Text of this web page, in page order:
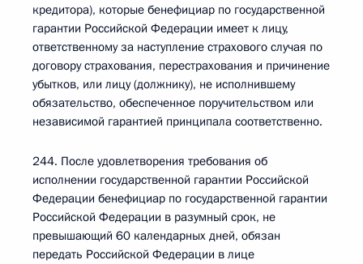
кредитора), которые бенефициар по государственной
гарантии Российской Федерации имеет к лицу,
ответственному за наступление страхового случая по
договору страхования, перестрахования и причинение
убытков, или лицу (должнику), не исполнившему
обязательство, обеспеченное поручительством или
независимой гарантией принципала соответственно.
244. После удовлетворения требования об
исполнении государственной гарантии Российской
Федерации бенефициар по государственной гарантии
Российской Федерации в разумный срок, не
превышающий 60 календарных дней, обязан
передать Российской Федерации в лице